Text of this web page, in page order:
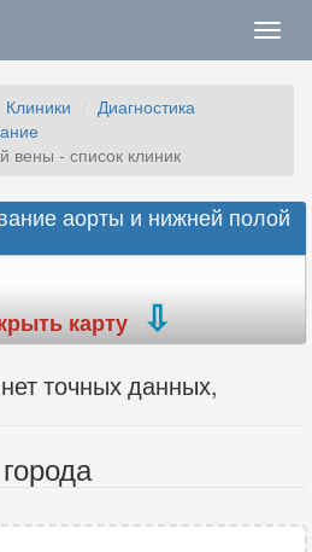
Клиники
Диагностика
вены - список клиник
аорты и нижней полой
карту
точных данных,